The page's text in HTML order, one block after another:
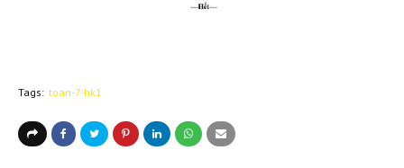
Tags: toan-7-hk1